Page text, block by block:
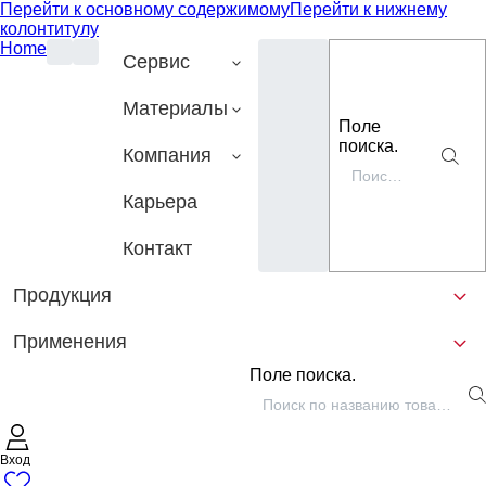
Перейти к основному содержимомуПерейти к нижнему
колонтитулу
Home
Сервис
Материалы
Компания
Карьера
Контакт
Поле
поиска.
Продукция
Применения
Поле поиска.
Вход